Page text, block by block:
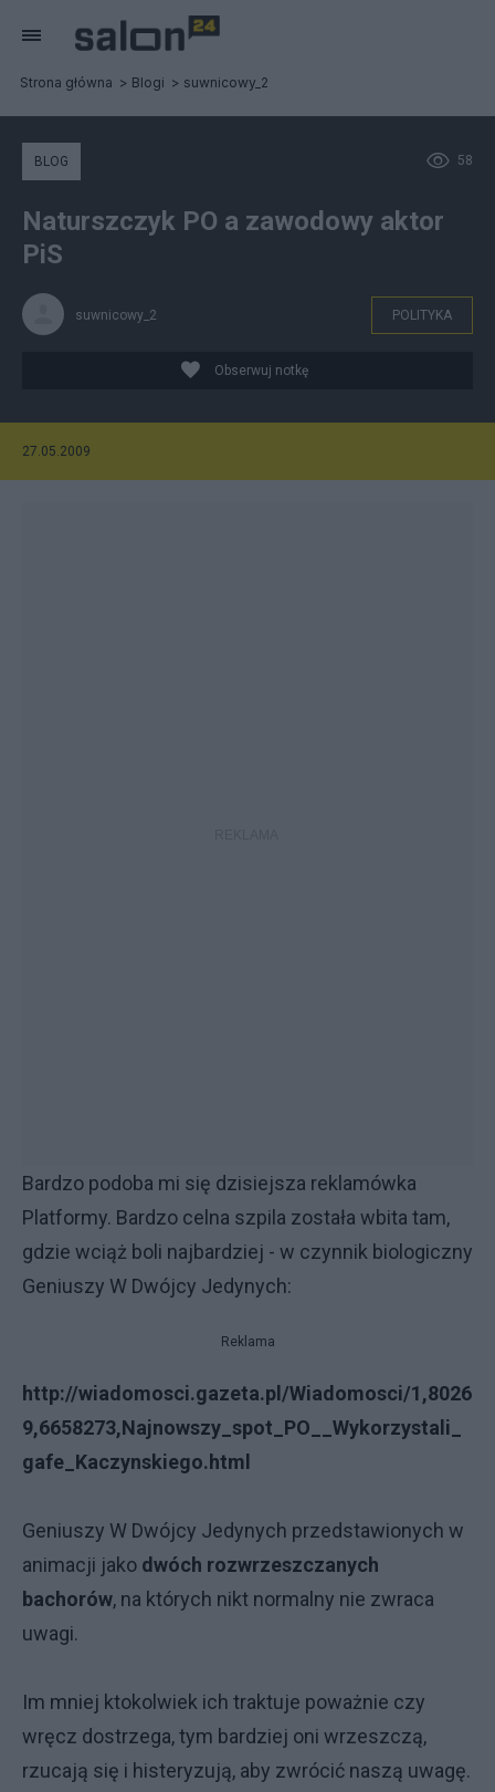
Strona główna Blogi suwnicowy_2
58
BLOG
Naturszczyk PO a zawodowy aktor
PiS
suwnicowy_2 POLITYKA
Obserwuj notkę
27.05.2009
Bardzo podoba mi się dzisiejsza reklamówka
Platformy. Bardzo celna szpila została wbita tam,
gdzie wciąż boli najbardziej - w czynnik biologiczny
Geniuszy W Dwójcy Jedynych:
Reklama
http://wiadomosci.gazeta.pl/Wiadomosci/1,8026
9,6658273,Najnowszy_spot_PO__Wykorzystali_
gafe_Kaczynskiego.html
Geniuszy W Dwójcy Jedynych przedstawionych w
animacji jako dwóch rozwrzeszczanych
bachorów, na których nikt normalny nie zwraca
uwagi.
Im mniej ktokolwiek ich traktuje poważnie czy
wręcz dostrzega, tym bardziej oni wrzeszczą,
rzucają się i histeryzują, aby zwrócić naszą uwagę.